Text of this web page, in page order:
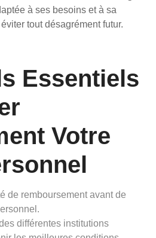
à ses besoins et à sa
tout désagrément futur.
Essentiels
Votre
de remboursement avant de
différentes institutions